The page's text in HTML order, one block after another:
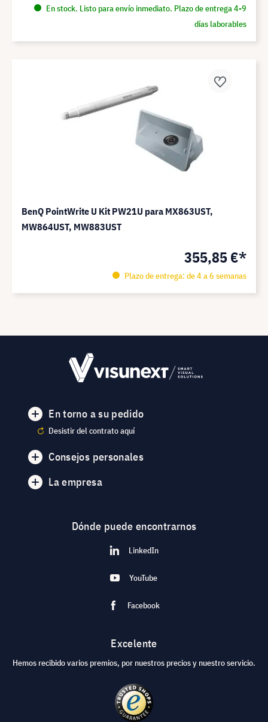
En stock. Listo para envío inmediato. Plazo de entrega 4-9
días laborables
BenQ PointWrite U Kit PW21U para MX863UST,
MW864UST, MW883UST
355,85 €*
Plazo de entrega: de 4 a 6 semanas
En torno a su pedido
Desistir del contrato aquí
Consejos personales
La empresa
Dónde puede encontrarnos
LinkedIn
YouTube
Facebook
Excelente
Hemos recibido varios premios, por nuestros precios y nuestro servicio.